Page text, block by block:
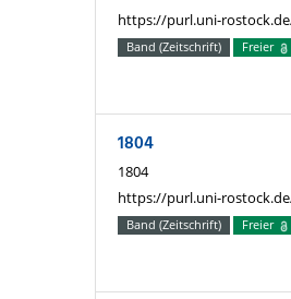
https://purl.uni-
Band (Zeitschrift) Freier
1804
1804
https://purl.uni-
Band (Zeitschrift) Freier